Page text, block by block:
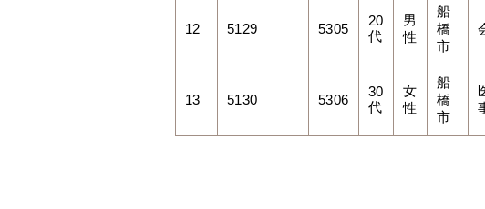
12 5129 5305
20
代
男
性
船
橋
市
13 5130 5306
30
代
女
性
船
橋
市